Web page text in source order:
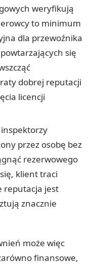
weryfikują
to minimum
dla przewoźnika
się
dobrej reputacji
licencji
przez osobę bez
rezerwowego
klient traci
reputacja jest
znacznie
może więc
finansowe,